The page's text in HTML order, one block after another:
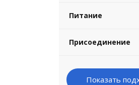
Питание
Присоединение